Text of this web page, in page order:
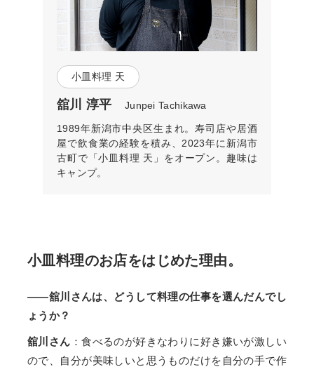
小皿料理 天
舘川 淳平 Junpei Tachikawa
1989年新潟市中央区生まれ。寿司店や居酒
屋で飲食業の経験を積み、2023年に新潟市
古町で「小皿料理 天」をオープン。趣味は
キャンプ。
小皿料理のお店をはじめた理由。
——舘川さんは、どうして料理の仕事を選んだんでし
ょうか？
舘川さん ：食べるのが好きなわりに好き嫌いが激しい
ので、自分が美味しいと思うものだけを自分の手で作